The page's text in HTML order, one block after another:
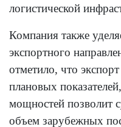
логистической
Компания также
экспортного
отметило, что
плановых
мощностей позволит
объем зарубежных